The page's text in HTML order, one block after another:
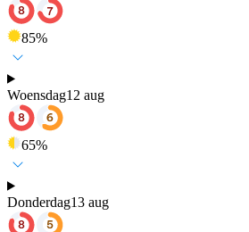
85%
Woensdag12 aug
65%
Donderdag13 aug